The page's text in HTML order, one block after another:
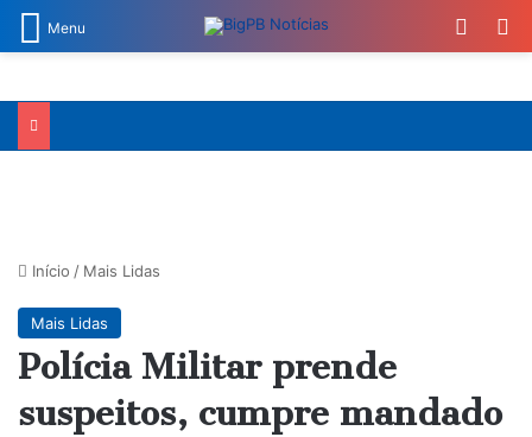
Menu
Início / Mais Lidas
Mais Lidas
Polícia Militar prende
suspeitos, cumpre mandado